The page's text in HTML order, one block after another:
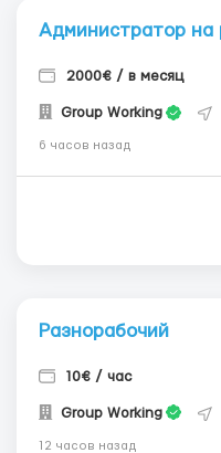
Администратор на
2000€ / в месяц
Group Working
6 часов назад
Разнорабочий
10€ / час
Group Working
12 часов назад